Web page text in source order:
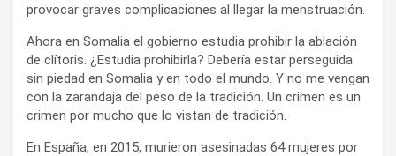
provocar graves complicaciones al llegar la menstruación.
Ahora en Somalia el gobierno estudia prohibir la ablación
de clítoris. ¿Estudia prohibirla? Debería estar perseguida
sin piedad en Somalia y en todo el mundo. Y no me vengan
con la zarandaja del peso de la tradición. Un crimen es un
crimen por mucho que lo vistan de tradición.
En España, en 2015, murieron asesinadas 64 mujeres por